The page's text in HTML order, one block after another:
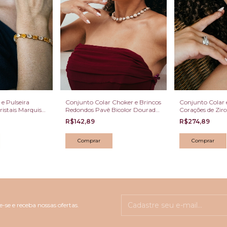
Pulseira
Marquise
Conjunto Colar Choker e Brincos
Redondos Pavê Bicolor Dourado
e Ródio
R$142,89
Conjunto Colar
Corações de
R$274,89
se e receba nossas ofertas.